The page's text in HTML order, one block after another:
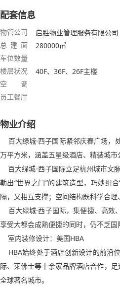
配套信息
物管公司 启胜物业管理服务有限公司
总 建 面
280000㎡
车位数量
楼层状况
40F、36F、26F主楼
空 调
员工餐厅
物业介绍
百大绿城·西子国际紧邻庆春广场，
万平方米，涵盖五星级酒店、精装城
百大绿城·西子国际立足杭州城市文
勒出“世界之门”的建筑造型，巧妙组
隔，又相互支撑；空间结构既科学合理
百大绿城·西子国际，集便捷、高效
享受大都会成熟便捷的同时，仍不乏
室内装修设计：美国HBA
HBA始终处于酒店创新设计的前沿
际、莱佛士等十余家品牌酒店合作，
全球著名城市。